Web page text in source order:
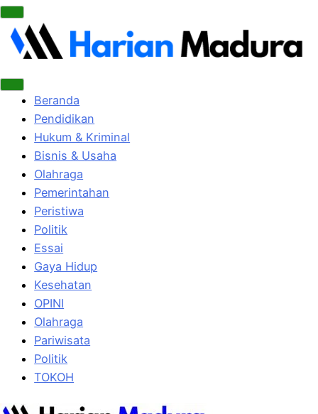
Beranda
Pendidikan
Hukum & Kriminal
Bisnis & Usaha
Olahraga
Pemerintahan
Peristiwa
Politik
Essai
Gaya Hidup
Kesehatan
OPINI
Olahraga
Pariwisata
Politik
TOKOH